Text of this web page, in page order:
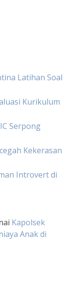
Latihan Soal
Kurikulum
Serpong
Kekerasan
Introvert di
Kapolsek
Anak di